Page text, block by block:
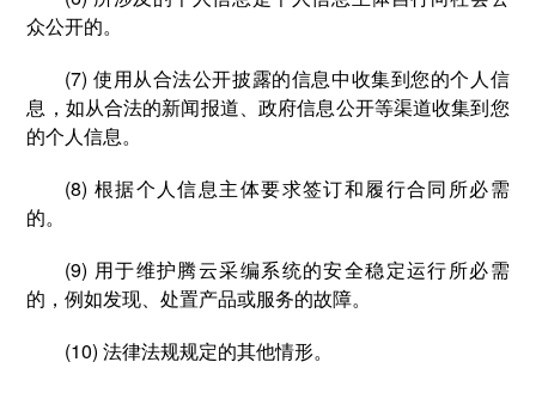
众公开的。
(7) 使用从合法公开披露的信息中收集到您的个人信
息，如从合法的新闻报道、政府信息公开等渠道收集到您
的个人信息。
(8) 根据个人信息主体要求签订和履行合同所必需
的。
(9) 用于维护腾云采编系统的安全稳定运行所必需
的，例如发现、处置产品或服务的故障。
(10) 法律法规规定的其他情形。